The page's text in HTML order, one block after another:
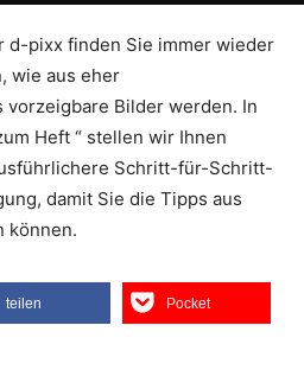
d-pixx finden Sie immer wieder
wie aus eher
Bilder werden. In
Heft “ stellen wir Ihnen
Schritt-für-Schritt-
damit Sie die Tipps aus
können.
teilen Pocket